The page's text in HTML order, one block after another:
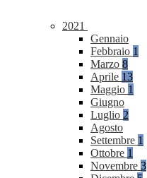
2021
Gennaio
Febbraio 1
Marzo 8
Aprile 13
Maggio 1
Giugno
Luglio 2
Agosto
Settembre 1
Ottobre 1
Novembre 3